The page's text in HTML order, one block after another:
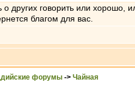
о других говорить или хорошо,
благом для вас.
форумы -> Чайная